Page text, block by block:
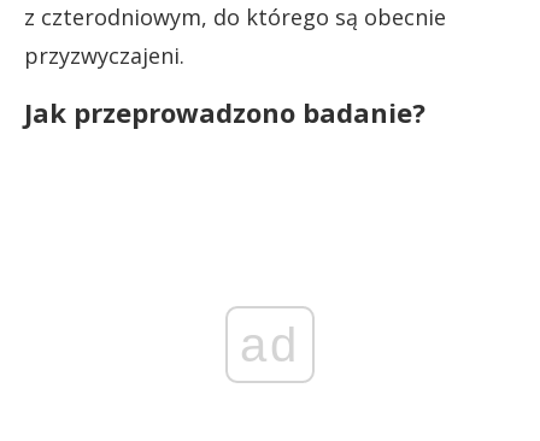
z czterodniowym, do którego są obecnie
przyzwyczajeni.
Jak przeprowadzono badanie?
ad